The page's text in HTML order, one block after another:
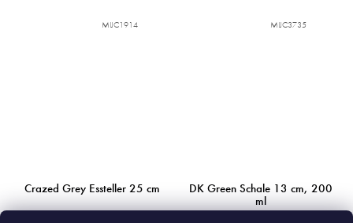
Crazed Grey Essteller 25 cm
MIJC1914
DK Green Schale 13 cm, 200
ml
MIJC3735